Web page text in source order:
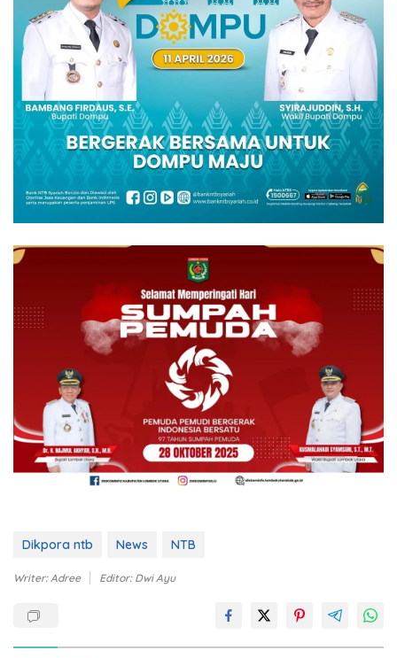
Dikpora ntb News NTB
Writer: Adree Editor: Dwi Ayu